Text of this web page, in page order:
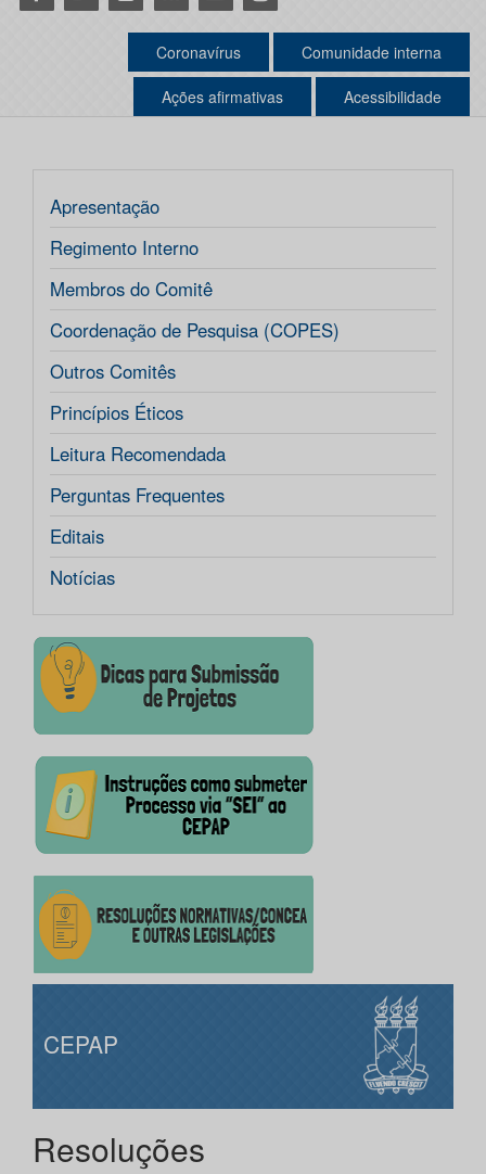
Coronavírus Comunidade interna
Ações afirmativas Acessibilidade
Apresentação
Regimento Interno
Membros do Comitê
Coordenação de Pesquisa (COPES)
Outros Comitês
Princípios Éticos
Leitura Recomendada
Perguntas Frequentes
Editais
Notícias
CEPAP
Resoluções